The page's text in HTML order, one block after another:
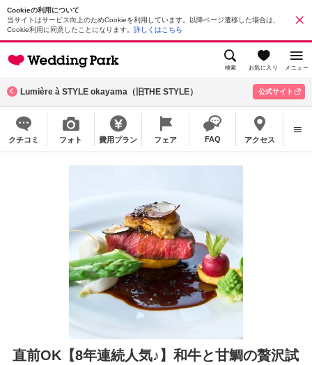
Cookieの利用について
当サイトはサービス向上のためCookieを利用しています。以降ページ遷移した場合は、
Cookie利用に同意したことになります。 詳しくはこちら
検索 お気に入り メニュー
Lumière à STYLE okayama（旧THE STYLE） 公式サイト
クチコミ フォト 費用プラン フェア FAQ アクセス
直前OK【8年連続人気♪】和牛と甘鯛の贅沢試